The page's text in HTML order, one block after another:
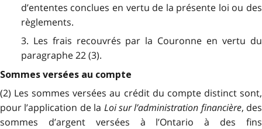
d’ententes conclues en vertu de la présente loi ou des
règlements.
3. Les frais recouvrés par la Couronne en vertu du
paragraphe 22 (3).
Sommes versées au compte
(2) Les sommes versées au crédit du compte distinct sont,
pour l’application de la Loi sur l’administration financière, des
sommes d’argent versées à l’Ontario à des fins